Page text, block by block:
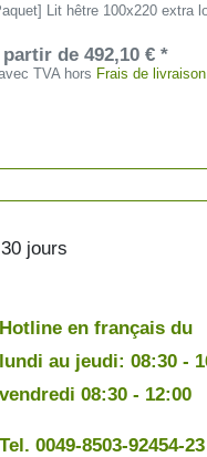
Lit hêtre 100x220 extra
partir de 492,10 € *
TVA hors Frais de livraison
jours
Hotline en français du
lundi au jeudi: 08:30 -
vendredi 08:30 - 12:00
Tel. 0049-8503-92454-23